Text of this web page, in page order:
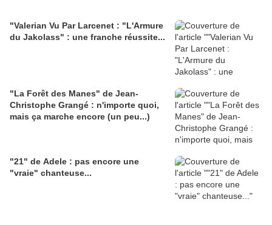
"Valerian Vu Par Larcenet : "L'Armure
du Jakolass" : une franche réussite...
"La Forêt des Manes" de Jean-
Christophe Grangé : n'importe quoi,
mais ça marche encore (un peu...)
"21" de Adele : pas encore une
"vraie" chanteuse...